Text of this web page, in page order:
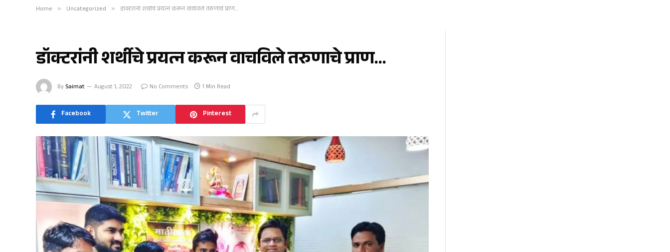
Home » Uncategorized » डॉक्टरांनी शर्थीचे प्रयत्न करून वाचविले तरुणाचे प्राण…
डॉक्टरांनी शर्थीचे प्रयत्न करून वाचविले तरुणाचे प्राण…
By Saimat August 1, 2022 No Comments 1 Min Read
Facebook Twitter Pinterest